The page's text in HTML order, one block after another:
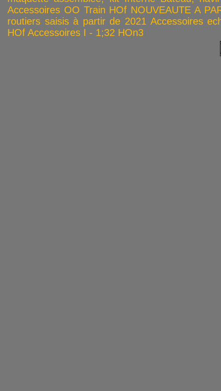
Accessoires OO Train HOf NOUVEAUTE A
routiers saisis à partir de 2021 Accessoires
HOf Accessoires I - 1;32 HOn3